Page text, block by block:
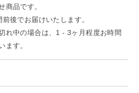
商品です。
後でお届けいたします。
れ中の場合は、1 - 3ヶ月程度お時間
ます。